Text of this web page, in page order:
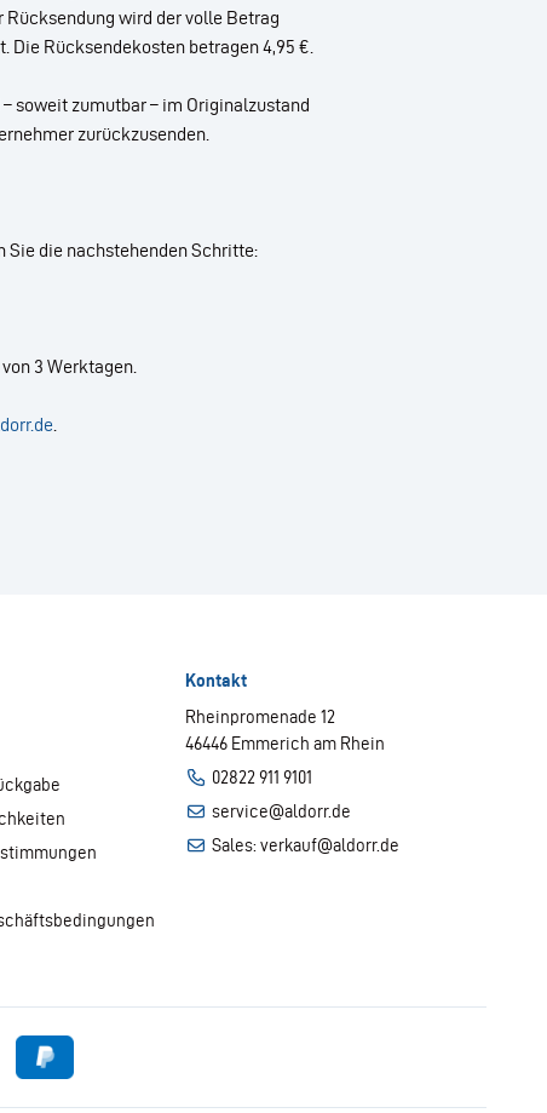
Rücksendung wird der volle Betrag
Rücksendekosten betragen 4,95 €.
soweit zumutbar – im Originalzustand
zurückzusenden.
Sie die nachstehenden Schritte:
3 Werktagen.
.
Kontakt
Rheinpromenade 12
46446 Emmerich am Rhein
02822 911 9101
service@aldorr.de
Sales: verkauf@aldorr.de